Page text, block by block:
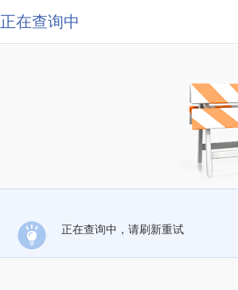
正在查询中
正在查询中，请刷新重试